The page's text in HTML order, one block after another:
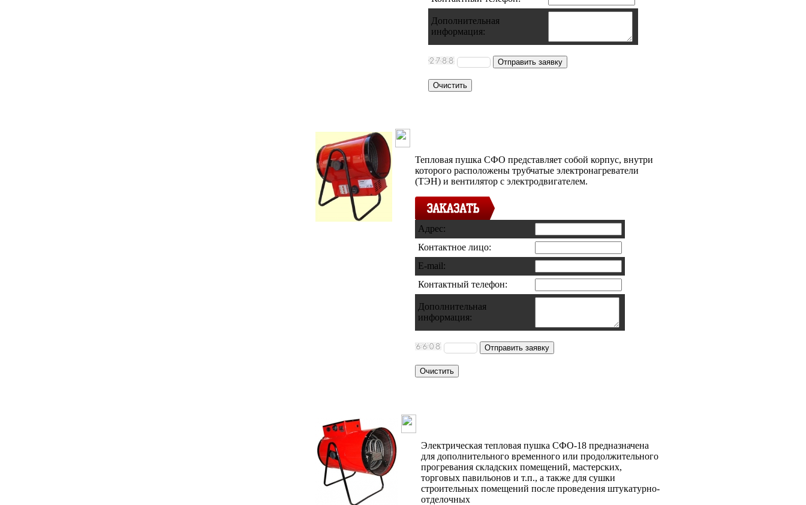
Дополнительная
информация:
Тепловая пушка СФО представляет собой корпус, внутри
которого расположены трубчатые электронагреватели
(ТЭН) и вентилятор с электродвигателем.
Адрес:
Контактное лицо:
E-mail:
Контактный телефон:
Дополнительная
информация:
Электрическая тепловая пушка СФО-18 предназначена
для дополнительного временного или продолжительного
прогревания складских помещений, мастерских,
торговых павильонов и т.п., а также для сушки
строительных помещений после проведения штукатурно-
отделочных